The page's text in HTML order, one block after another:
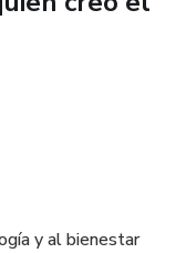
y al bienestar